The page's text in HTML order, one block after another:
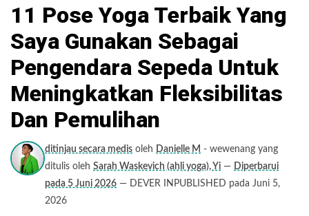
11 Pose Yoga Terbaik Yang
Saya Gunakan Sebagai
Pengendara Sepeda Untuk
Meningkatkan Fleksibilitas
Dan Pemulihan
ditinjau secara medis oleh Danielle M - wewenang yang
ditulis oleh Sarah Waskevich (ahli yoga), Yi — Diperbarui
pada 5 Juni 2026 — DEVER INPUBLISHED pada Juni 5,
2026